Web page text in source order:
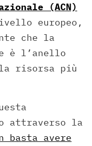
(ACN)
europeo,
che la
è l’anello
risorsa più
attraverso la
basta avere